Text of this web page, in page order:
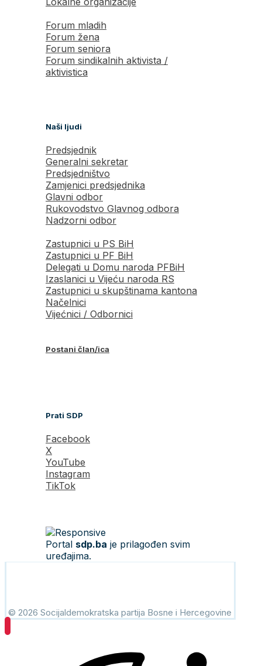
Forum mladih
Forum žena
Forum seniora
Forum sindikalnih aktivista /
aktivistica
Naši ljudi
Predsjednik
Generalni sekretar
Predsjedništvo
Zamjenici predsjednika
Glavni odbor
Rukovodstvo Glavnog odbora
Nadzorni odbor
Zastupnici u PS BiH
Zastupnici u PF BiH
Delegati u Domu naroda PFBiH
Izaslanici u Vijeću naroda RS
Zastupnici u skupštinama kantona
Načelnici
Vijećnici / Odbornici
Postani član/ica
Prati SDP
Facebook
X
YouTube
Instagram
TikTok
Portal sdp.ba je prilagođen svim
uređajima.
© 2026 Socijaldemokratska partija Bosne i Hercegovine